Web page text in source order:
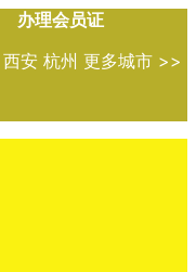
办理会员证
安 杭州 更多城市 >>